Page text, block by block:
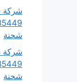
شركة
شحنة
شركة
شحنة